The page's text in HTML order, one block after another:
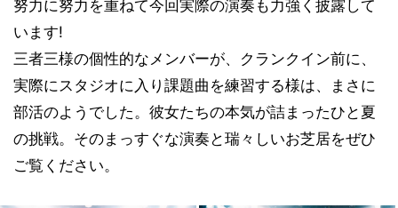
努力に努力を重ねて今回実際の演奏も力強く披露して
います!
三者三様の個性的なメンバーが、クランクイン前に、
実際にスタジオに入り課題曲を練習する様は、まさに
部活のようでした。彼女たちの本気が詰まったひと夏
の挑戦。そのまっすぐな演奏と瑞々しいお芝居をぜひ
ご覧ください。